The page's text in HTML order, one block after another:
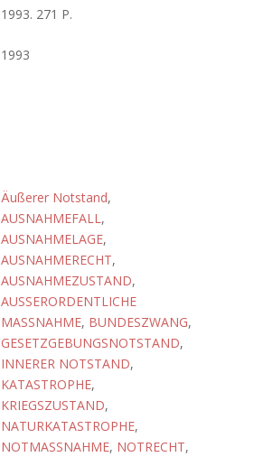
1993. 271 P.
1993
Äußerer Notstand,
AUSNAHMEFALL,
AUSNAHMELAGE,
AUSNAHMERECHT,
AUSNAHMEZUSTAND,
AUSSERORDENTLICHE
MASSNAHME, BUNDESZWANG,
GESETZGEBUNGSNOTSTAND,
INNERER NOTSTAND,
KATASTROPHE,
KRIEGSZUSTAND,
NATURKATASTROPHE,
NOTMASSNAHME, NOTRECHT,